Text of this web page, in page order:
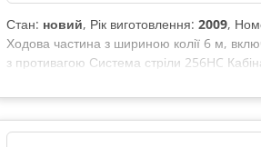
Стан: новий, Рік виготовлення: 2009,
Ходова частина з шириною колії 6 м,
з противагою Система стріли 256HC
установка потужністю 45 кВт Ціна з